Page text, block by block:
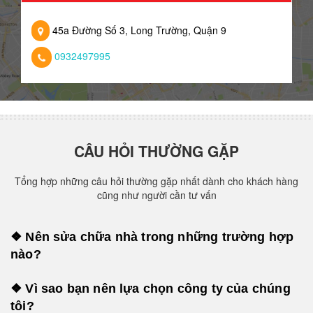
45a Đường Số 3, Long Trường, Quận 9
0932497995
CÂU HỎI THƯỜNG GẶP
Tổng hợp những câu hỏi thường gặp nhất dành cho khách hàng
cũng như người cần tư vấn
❖ Nên sửa chữa nhà trong những trường hợp
nào?
❖ Vì sao bạn nên lựa chọn công ty của chúng
tôi?